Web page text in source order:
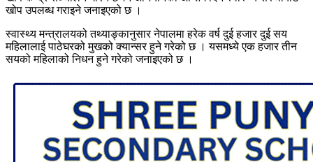
खोप उपलब्ध गराइने जनाइएको छ ।
स्वास्थ्य मन्त्रालयको तथ्याङ्कानुसार नेपालमा हरेक वर्ष दुई हजार दुई सय
महिलालाई पाठेघरको मुखको क्यान्सर हुने गरेको छ । यसमध्ये एक हजार तीन
सयको महिलाको निधन हुने गरेको जनाइएको छ ।